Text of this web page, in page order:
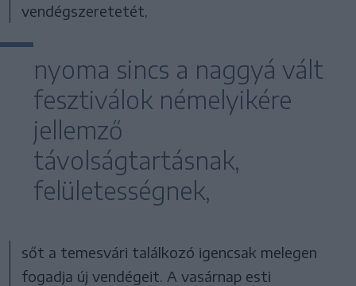
vendégszeretetét,
nyoma sincs a naggyá vált
fesztiválok némelyikére
jellemző
távolságtartásnak,
felületességnek,
sőt a temesvári találkozó igencsak melegen
fogadja új vendégeit. A vasárnap esti